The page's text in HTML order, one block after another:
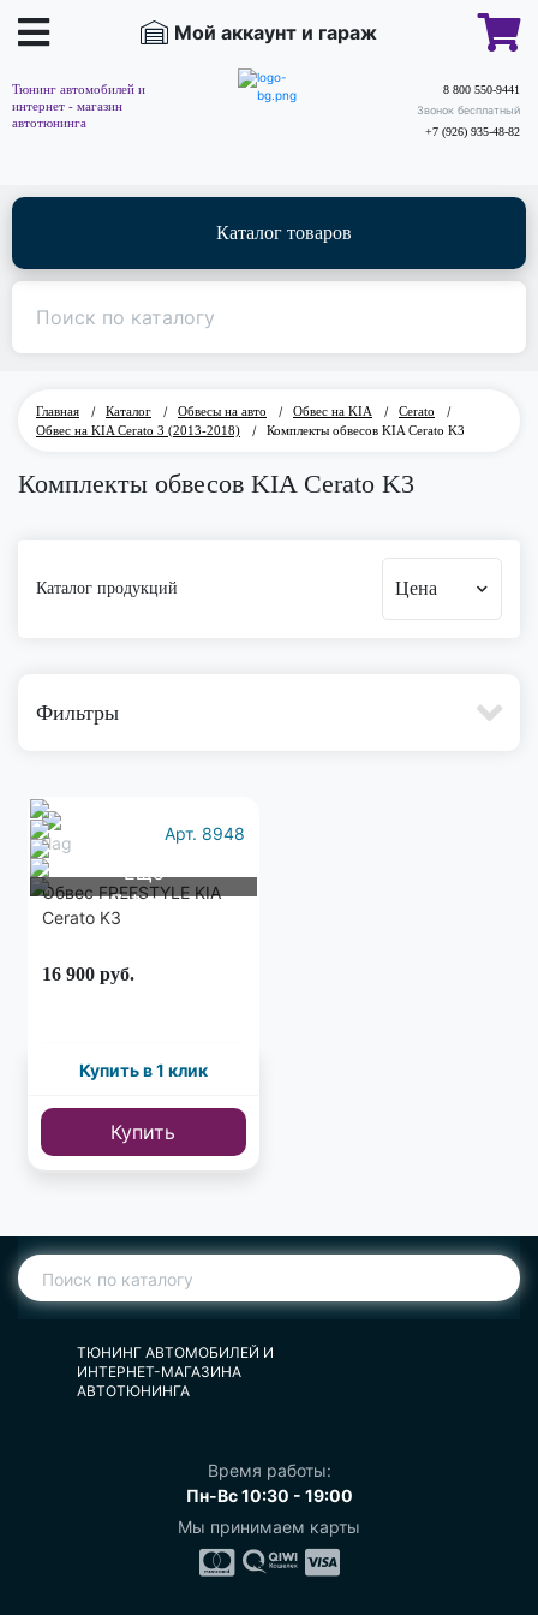
Мой аккаунт и гараж
Тюнинг автомобилей и
интернет - магазин
автотюнинга
8 800 550-9441
Звонок бесплатный
+7 (926) 935-48-82
Каталог товаров
Главная / Каталог / Обвесы на авто / Обвес на KIA / Cerato
/
Обвес на KIA Cerato 3 (2013-2018)
/ Комплекты обвесов KIA Cerato K3
Комплекты обвесов KIA Cerato K3
Каталог продукций Цена
Фильтры
Еще
7 фото
Арт. 8948
Обвес FREESTYLE KIA
Cerato K3
16 900 руб.
Купить в 1 клик
Купить
ТЮНИНГ АВТОМОБИЛЕЙ И
ИНТЕРНЕТ-МАГАЗИНА
АВТОТЮНИНГА
Время работы:
Пн-Вс 10:30 - 19:00
Мы принимаем карты